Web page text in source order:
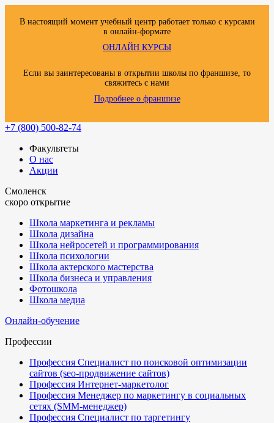
В настоящий момент учебный центр работает только с курсами
в онлайн-формате
ОНЛАЙН КУРСЫ
Если вы заинтересованы в открытии школы по франшизе, то
свяжитесь с нами
Подробнее о франшизе
+7 (800) 500-82-74
Факультеты
О нас
Акции
Смоленск
скоро открытие
Школа маркетинга и рекламы
Школа дизайна
Школа нейросетей и программирования
Школа психологии
Школа актерского мастерства
Школа бизнеса и управления
Фотошкола
Школа медиа
Онлайн-обучение
Профессии
Профессия Специалист по поисковой оптимизации
сайтов (seo-продвижение сайтов)
Профессия Интернет-маркетолог
Профессия Менеджер по маркетингу в социальных
сетях (SMM-менеджер)
Профессия Специалист по таргетингу